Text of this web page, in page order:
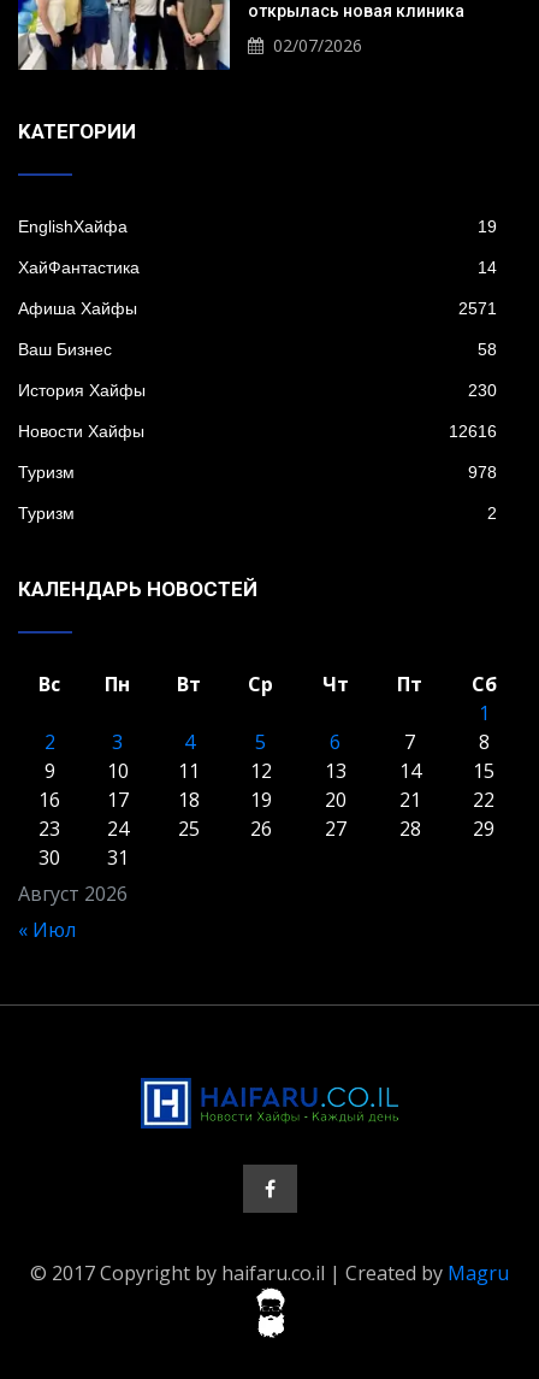
открылась новая клиника
02/07/2026
KАТЕГОРИИ
EnglishХайфа 19
XайФантастика 14
Афиша Хайфы 2571
Ваш Бизнес 58
История Хайфы 230
Новости Хайфы 12616
Туризм 978
Туризм 2
КАЛЕНДАРЬ НОВОСТЕЙ
Август 2026
Вс Пн Вт Ср Чт Пт
Сб
1
2
3 4 5 6 7
8
9
10 11 12 13 14
15
16
17 18 19 20 21
22
23
24 25 26 27 28
29
30
31
« Июл
© 2017 Copyright by haifaru.co.il | Created by Magru